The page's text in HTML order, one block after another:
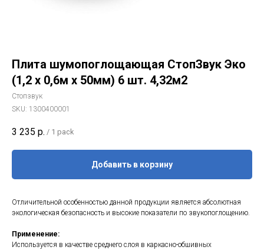
Плита шумопоглощающая СтопЗвук Эко
(1,2 х 0,6м х 50мм) 6 шт. 4,32м2
Стопзвук
SKU: 1300400001
3 235 р. / 1 pack
Добавить в корзину
Отличительной особенностью данной продукции является абсолютная
экологическая безопасность и высокие показатели по звукопоглощению.
Применение:
Используется в качестве среднего слоя в каркасно-обшивных